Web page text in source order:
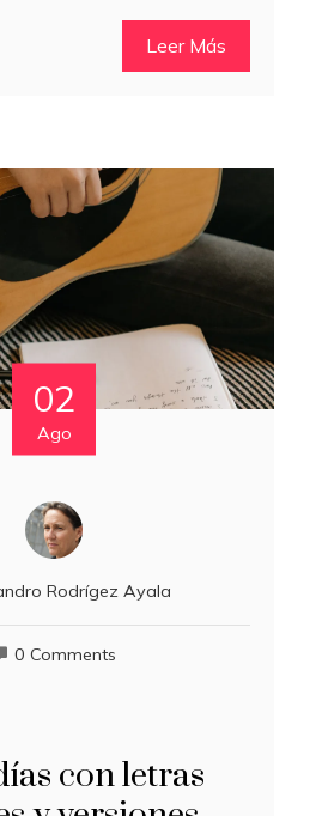
Leer Más
02
Ago
Rodrígez Ayala
0 Comments
con letras